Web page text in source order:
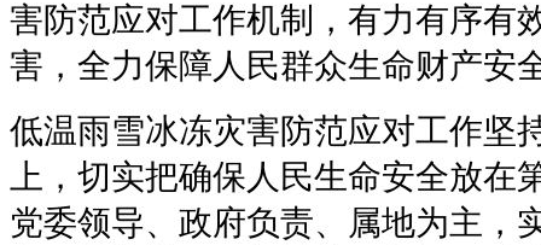
害防范应对工作机制，有力有序有
害，全力保障人民群众生命财产安
低温雨雪冰冻灾害防范应对工作坚
上，切实把确保人民生命安全放在
党委领导、政府负责、属地为主，